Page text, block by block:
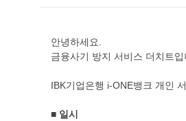
안녕하세요.
금융사기 방지 서비스 더치트입
IBK기업은행 i-ONE뱅크 개인
■ 일시